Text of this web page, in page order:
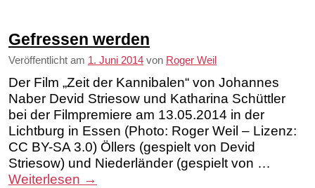
Gefressen werden
Veröffentlicht am 1. Juni 2014 von Roger Weil
Der Film „Zeit der Kannibalen“ von Johannes
Naber Devid Striesow und Katharina Schüttler
bei der Filmpremiere am 13.05.2014 in der
Lichtburg in Essen (Photo: Roger Weil – Lizenz:
CC BY-SA 3.0) Öllers (gespielt von Devid
Striesow) und Niederländer (gespielt von …
Weiterlesen →